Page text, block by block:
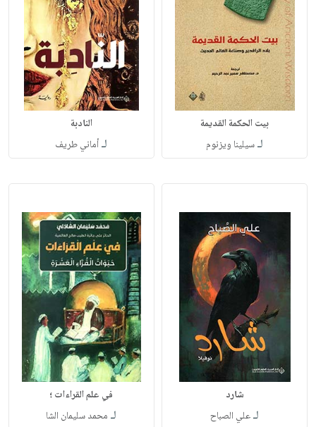
بيت الحكمة القديمة
لـسيلينا ويزنوم
النادبة
لـأماني طريف
شارد
لـعلي الصباح
في علم القراءات ؛
لـ محمد سليمان الشا